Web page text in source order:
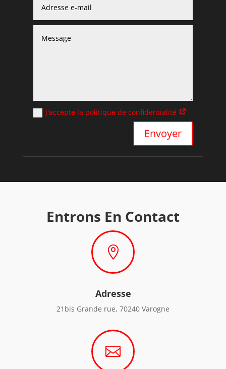
J'accepte la politique de confidentialité
Envoyer
Entrons En Contact

Adresse
21bis Grande rue, 70240 Varogne
